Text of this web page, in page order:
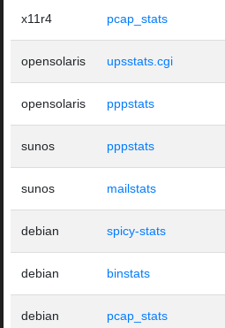
x11r4 pcap_stats
opensolaris upsstats.cgi
opensolaris pppstats
sunos pppstats
sunos mailstats
debian spicy-stats
debian binstats
debian pcap_stats